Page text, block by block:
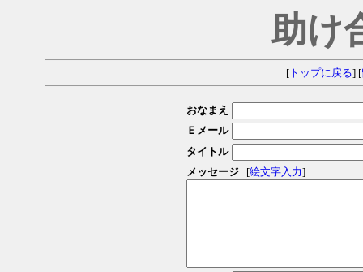
助け
[トップに戻る] [
おなまえ
Ｅメール
タイトル
メッセージ
[絵文字入力]